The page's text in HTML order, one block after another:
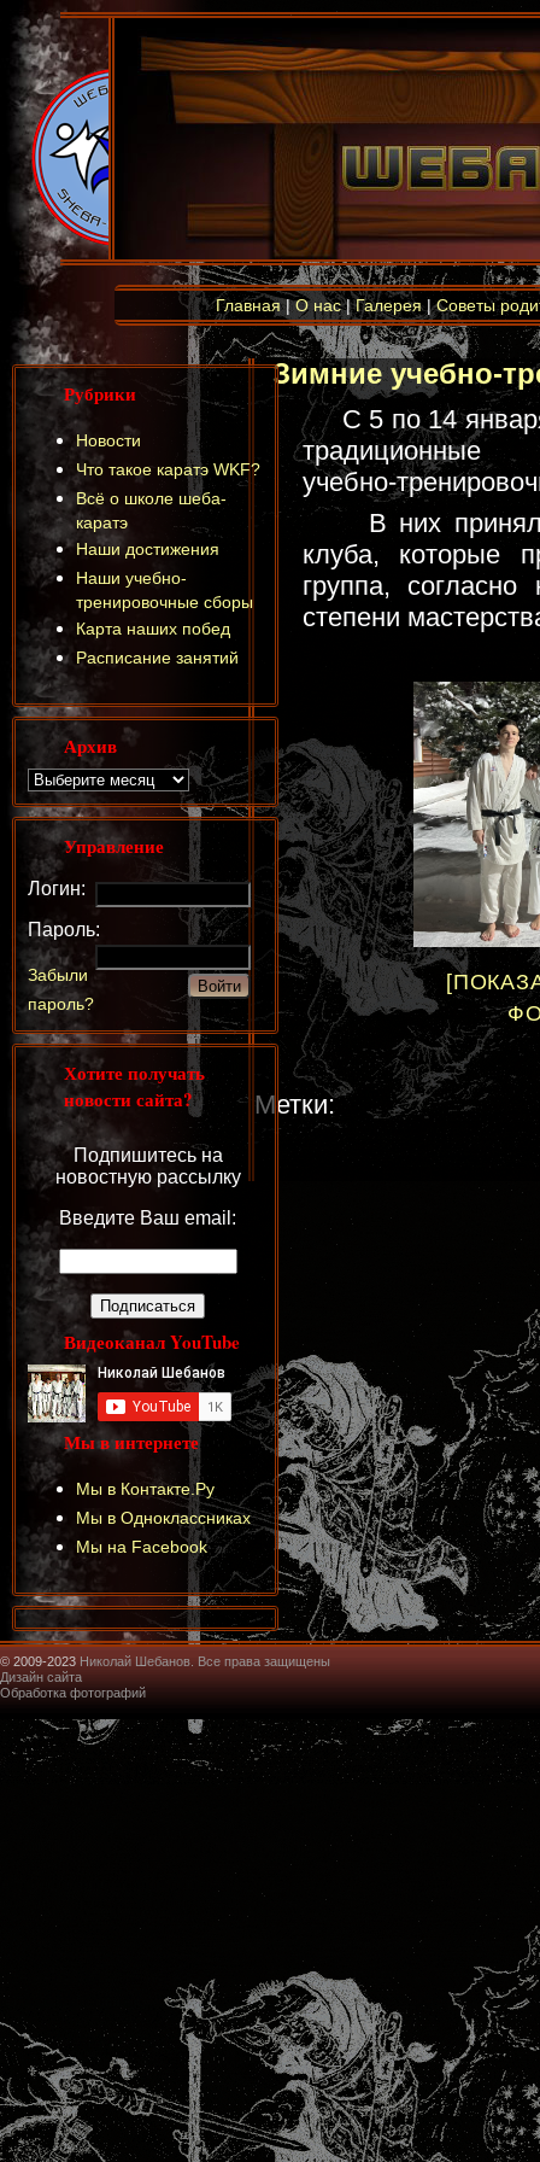
Главная|О нас|Галерея|Советы
Зимние учебно-
С 5 по 14 января
традиционные
учебно-
В них приняли
клуба, которые
группа,
степени
Метки:
Рубрики
Новости
Что такое каратэ WKF?
Всё о школе шеба-
каратэ
Наши достижения
Наши учебно-
тренировочные сборы
Карта наших побед
Расписание занятий
Архив
Управление
Логин:
Пароль:
Забыли
пароль?
Хотите получать
новости сайта?
Подпишитесь на
новостную рассылку
Введите Ваш email:
Видеоканал YouTube
Мы в интернете
Мы в Контакте.Ру
Мы в Одноклассниках
Мы на Facebook
© 2009-2023 Николай Шебанов. Все права защищены
Дизайн сайта
Обработка фотографий